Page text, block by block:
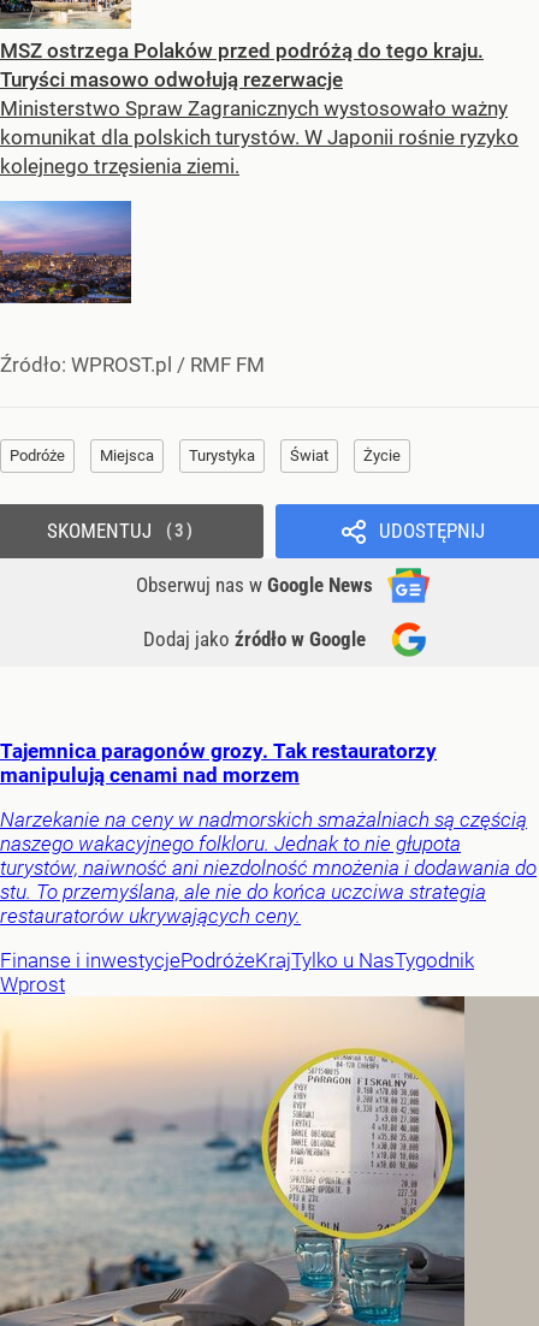
MSZ ostrzega Polaków przed podróżą do tego kraju.
Turyści masowo odwołują rezerwacje
Ministerstwo Spraw Zagranicznych wystosowało ważny
komunikat dla polskich turystów. W Japonii rośnie ryzyko
kolejnego trzęsienia ziemi.
Źródło: WPROST.pl / RMF FM
Podróże Miejsca Turystyka Świat Życie
UDOSTĘPNIJ
Obserwuj nas w Google News
Dodaj jako źródło w Google
SKOMENTUJ 3
Tajemnica paragonów grozy. Tak restauratorzy
manipulują cenami nad morzem
Narzekanie na ceny w nadmorskich smażalniach są częścią
naszego wakacyjnego folkloru. Jednak to nie głupota
turystów, naiwność ani niezdolność mnożenia i dodawania do
stu. To przemyślana, ale nie do końca uczciwa strategia
restauratorów ukrywających ceny.
Finanse i inwestycjePodróżeKrajTylko u NasTygodnik
Wprost